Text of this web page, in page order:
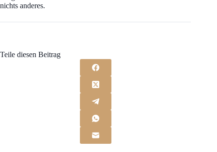
nichts anderes.
Teile diesen Beitrag